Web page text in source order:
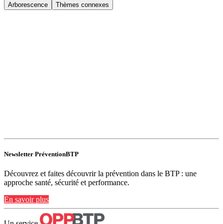
Arborescence Thèmes connexes
Newsletter PréventionBTP
Découvrez et faites découvrir la prévention dans le BTP : une
approche santé, sécurité et performance.
En savoir plus